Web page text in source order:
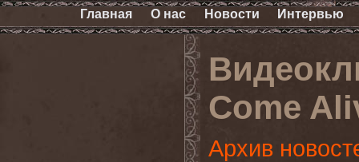
Главная О нас Новости Интервью
Come
Архив